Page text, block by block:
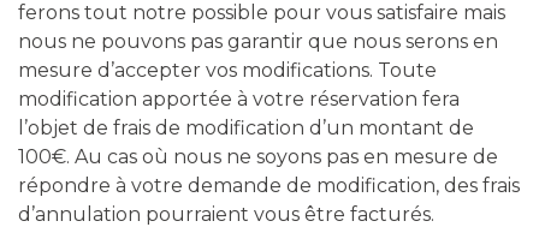
ferons tout notre possible pour vous satisfaire mais
nous ne pouvons pas garantir que nous serons en
mesure d’accepter vos modifications. Toute
modification apportée à votre réservation fera
l’objet de frais de modification d’un montant de
100€. Au cas où nous ne soyons pas en mesure de
répondre à votre demande de modification, des frais
d’annulation pourraient vous être facturés.